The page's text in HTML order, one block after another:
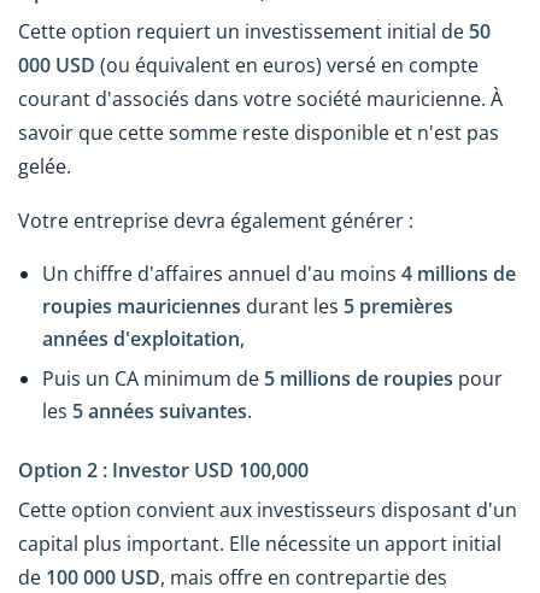
Cette option requiert un investissement initial de 50
000 USD (ou équivalent en euros) versé en compte
courant d'associés dans votre société mauricienne. À
savoir que cette somme reste disponible et n'est pas
gelée.
Votre entreprise devra également générer :
Un chiffre d'affaires annuel d'au moins 4 millions de
roupies mauriciennes durant les 5 premières
années d'exploitation,
Puis un CA minimum de 5 millions de roupies pour
les 5 années suivantes.
Option 2 : Investor USD 100,000
Cette option convient aux investisseurs disposant d'un
capital plus important. Elle nécessite un apport initial
de 100 000 USD, mais offre en contrepartie des